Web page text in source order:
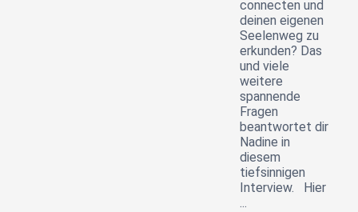
connecten und
deinen eigenen
Seelenweg zu
erkunden? Das
und viele
weitere
spannende
Fragen
beantwortet dir
Nadine in
diesem
tiefsinnigen
Interview. Hier
...